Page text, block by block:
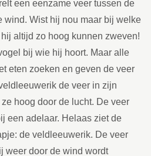
een eenzame veer tussen de
wind. Wist hij nou maar bij welke
altijd zo hoog kunnen zweven!
bij wie hij hoort. Maar alle
eten zoeken en geven de veer
de veer in zijn
hoog door de lucht. De veer
een adelaar. Helaas ziet de
de veldleeuwerik. De veer
weer door de wind wordt